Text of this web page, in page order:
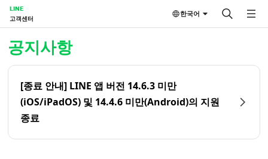
LINE
고객센터
한국어
공지사항
[종료 안내] LINE 앱 버전 14.6.3 미만
(iOS/iPadOS) 및 14.4.6 미만(Android)의 지원
종료